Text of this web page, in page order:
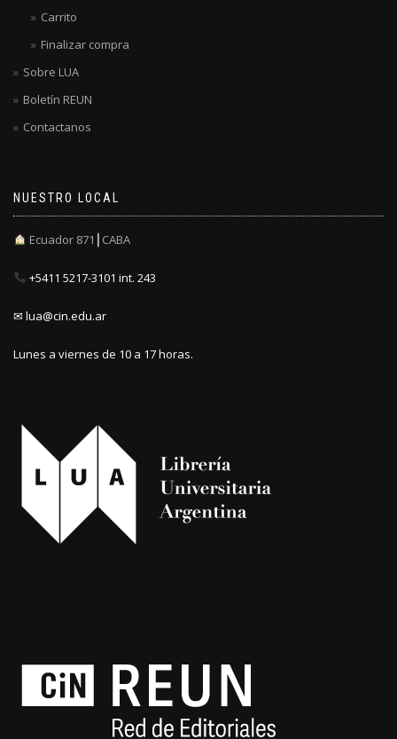
Carrito
Finalizar compra
Sobre LUA
Boletín REUN
Contactanos
NUESTRO LOCAL
Ecuador 871┃CABA
+5411 5217-3101 int. 243
✉ lua@cin.edu.ar
Lunes a viernes de 10 a 17 horas.